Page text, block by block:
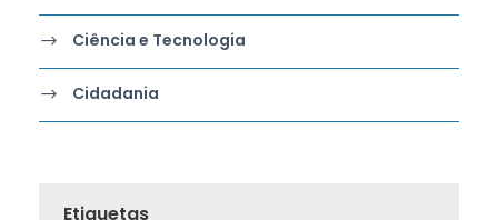
Ciência e Tecnologia
Cidadania
Etiquetas